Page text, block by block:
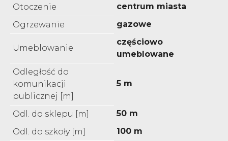
Otoczenie
centrum miasta
Ogrzewanie
gazowe
Umeblowanie
częściowo
umeblowane
Odległość do
komunikacji
publicznej [m]
5 m
Odl. do sklepu [m]
50 m
Odl. do szkoły [m]
100 m